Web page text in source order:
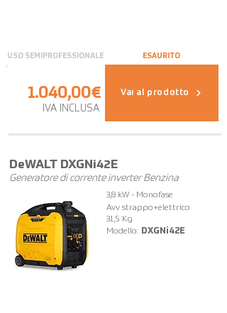
USO SEMIPROFESSIONALE ESAURITO
1.040,00€
IVA INCLUSA
Vai al prodotto
DeWALT DXGNi42E
Generatore di corrente inverter Benzina
3,8 kW - Monofase
Avv strappo+elettrico
31,5 Kg
Modello:
DXGNi42E